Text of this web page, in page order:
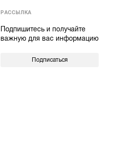
РАССЫЛКА
Подпишитесь и получайте
важную для вас информацию
Подписаться